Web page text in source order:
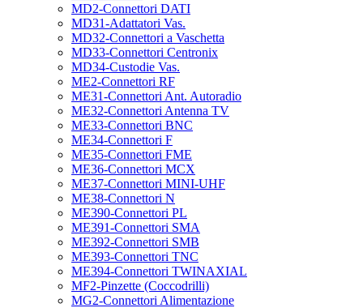
MD2-Connettori DATI
MD31-Adattatori Vas.
MD32-Connettori a Vaschetta
MD33-Connettori Centronix
MD34-Custodie Vas.
ME2-Connettori RF
ME31-Connettori Ant. Autoradio
ME32-Connettori Antenna TV
ME33-Connettori BNC
ME34-Connettori F
ME35-Connettori FME
ME36-Connettori MCX
ME37-Connettori MINI-UHF
ME38-Connettori N
ME390-Connettori PL
ME391-Connettori SMA
ME392-Connettori SMB
ME393-Connettori TNC
ME394-Connettori TWINAXIAL
MF2-Pinzette (Coccodrilli)
MG2-Connettori Alimentazione